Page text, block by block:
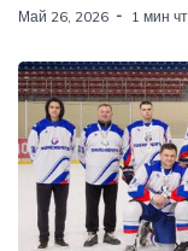
Май 26, 2026 1 мин